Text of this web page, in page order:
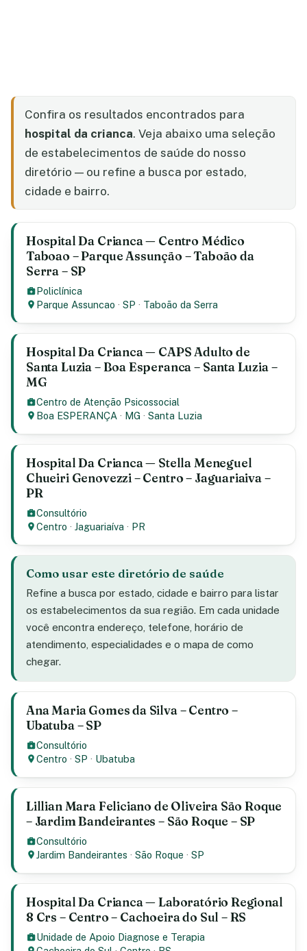
Confira os resultados encontrados para
hospital da crianca. Veja abaixo uma seleção
de estabelecimentos de saúde do nosso
diretório — ou refine a busca por estado,
cidade e bairro.
Hospital Da Crianca — Centro Médico
Taboao – Parque Assunção – Taboão da
Serra – SP
Policlínica
Parque Assuncao ·SP · Taboão da Serra
Hospital Da Crianca — CAPS Adulto de
Santa Luzia – Boa Esperanca – Santa Luzia –
MG
Centro de Atenção Psicossocial
Boa ESPERANÇA · MG ·Santa Luzia
Hospital Da Crianca — Stella Meneguel
Chueiri Genovezzi – Centro – Jaguariaiva –
PR
Consultório
Centro ·Jaguariaíva · PR
Como usar este diretório de saúde
Refine a busca por estado, cidade e bairro para listar
os estabelecimentos da sua região. Em cada unidade
você encontra endereço, telefone, horário de
atendimento, especialidades e o mapa de como
chegar.
Ana Maria Gomes da Silva – Centro –
Ubatuba – SP
Consultório
Centro ·SP · Ubatuba
Lillian Mara Feliciano de Oliveira São Roque
– Jardim Bandeirantes – São Roque – SP
Consultório
Jardim Bandeirantes ·São Roque ·SP
Hospital Da Crianca — Laboratório Regional
8 Crs – Centro – Cachoeira do Sul – RS
Unidade de Apoio Diagnose e Terapia